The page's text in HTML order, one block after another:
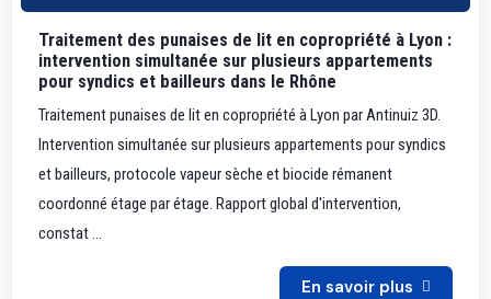
Traitement des punaises de lit en copropriété à Lyon :
intervention simultanée sur plusieurs appartements
pour syndics et bailleurs dans le Rhône
Traitement punaises de lit en copropriété à Lyon par Antinuiz 3D.
Intervention simultanée sur plusieurs appartements pour syndics
et bailleurs, protocole vapeur sèche et biocide rémanent
coordonné étage par étage. Rapport global d'intervention,
constat ...
En savoir plus